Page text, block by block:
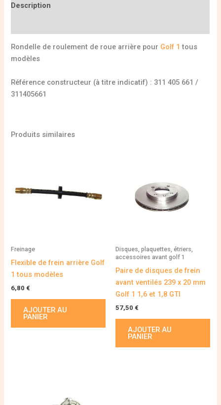
Description
Rondelle de roulement de roue arrière pour Golf 1 tous
modèles
Référence constructeur (à titre indicatif) : 311 405 661 /
311405661
Produits similaires
Freinage
Flexible de frein arrière Golf
1 tous modèles
6,80 €
AJOUTER AU
PANIER
Disques, plaquettes, étriers,
accessoires avant golf 1
Paire de disques de frein
avant ventilés 239 x 20 mm
Golf 1 1,6 et 1,8 GTI
57,50 €
AJOUTER AU
PANIER